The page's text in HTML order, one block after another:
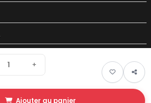
+
Ajouter au panier